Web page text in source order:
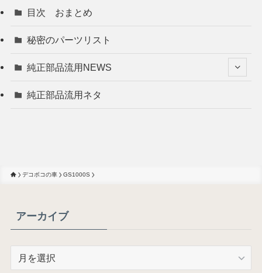
目次 おまとめ
秘密のパーツリスト
純正部品流用NEWS
純正部品流用ネタ
デコボコの車 GS1000S
アーカイブ